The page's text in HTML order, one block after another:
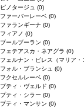
ピノタージュ (0)
ファーバーレーベ (0)
ファランギーナ (0)
フィアノ (0)
ブールブーラン (0)
フェテアスカ・ネアグラ (0)
フェルナン・ピレス（マリア・
フォル・ブランシュ (0)
フクセルレーベ (0)
プティ・ヴェルド (0)
プティ・シラー (0)
プティ・マンサン (0)